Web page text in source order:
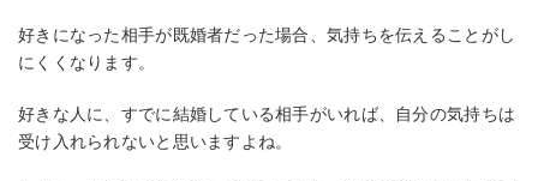
好きになった相手が既婚者だった場合、気持ちを伝えることがし
にくくなります。
好きな人に、すでに結婚している相手がいれば、自分の気持ちは
受け入れられないと思いますよね。